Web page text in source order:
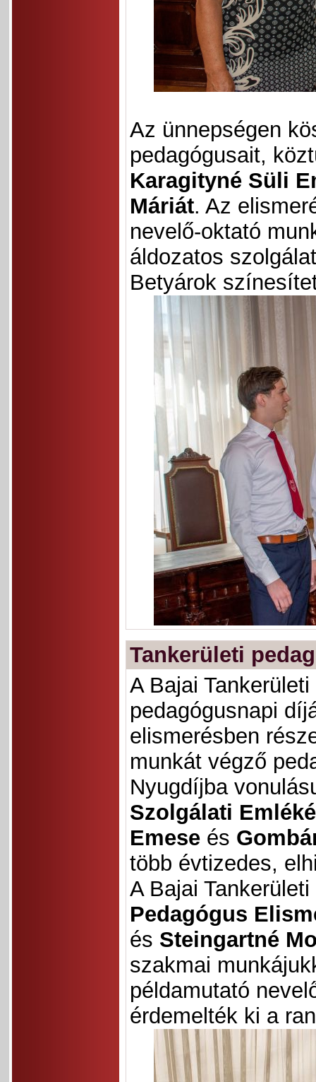
Az ünnepségen
pedagógusait,
Karagityné Süli
Máriát. Az
nevelő-oktató
áldozatos
Betyárok
Tankerületi
A Bajai
pedagógusnapi
elismerésben
munkát végző
Nyugdíjba
Szolgálati
Emese és
több évtizedes,
A Bajai
Pedagógus
és Steingartné
szakmai
példamutató
érdemelték ki a